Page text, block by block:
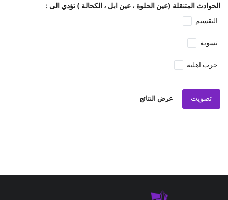
الحوادث المتنقلة (عين الحلوة ، عين ابل ، الكحالة ) تؤدي الى :
التقسيم
تسوية
حرب اهلية
تصويت عرض النتائج